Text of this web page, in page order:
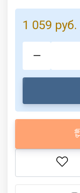
1 059 руб.